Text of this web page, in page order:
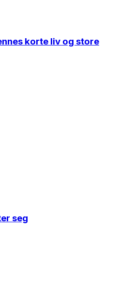
korte liv og store
seg